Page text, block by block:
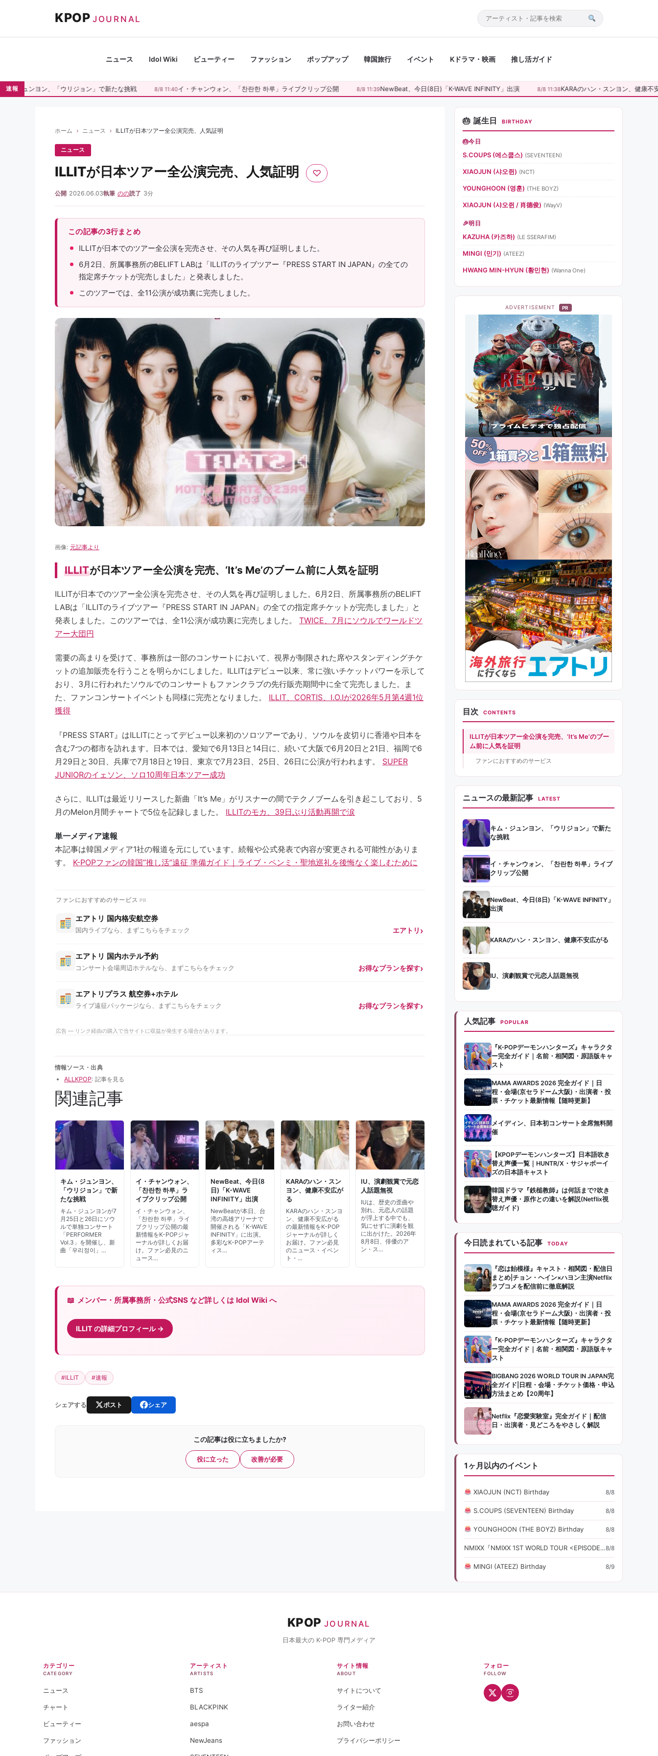
ス
キ
KPOP JOURNAL
サ
内
索
ニュース Idol Wiki ビューティー ファッション ポップアップ 韓国旅行 イベント Kドラマ・映画 推し活ガイド
速報
ジュンヨン、「ウリジョン」で新たな挑戦 8/8 11:40イ・チャンウォン、「찬란한 하루」ライブクリップ公開 8/8 11:39NewBeat、今日(8日)「K-WAVE INFINITY」出演 8/8 11:38KARAのハン・スンヨン、健康不安広
ホーム ニュース ILLITが日本ツアー全公演完売、人気証明
ニュース
ILLITが日本ツアー全公演完売、人気証明 ♡
公開 2026.06.03執筆 のの読了 3分
この記事の3行まとめ
ILLITが日本でのツアー全公演を完売させ、その人気を再び証明しました。
6月2日、所属事務所のBELIFT LABは「ILLITのライブツアー『PRESS START IN JAPAN』の全ての
指定席チケットが完売しました」と発表しました。
このツアーでは、全11公演が成功裏に完売しました。
画像: 元記事より
ILLITが日本ツアー全公演を完売、‘It’s Me’のブーム前に人気を証明
ILLITが日本でのツアー全公演を完売させ、その人気を再び証明しました。6月2日、所属事務所のBELIFT
LABは「ILLITのライブツアー『PRESS START IN JAPAN』の全ての指定席チケットが完売しました」と
発表しました。このツアーでは、全11公演が成功裏に完売しました。 TWICE、7月にソウルでワールドツ
アー大団円
需要の高まりを受けて、事務所は一部のコンサートにおいて、視界が制限された席やスタンディングチケ
ットの追加販売を行うことを明らかにしました。ILLITはデビュー以来、常に強いチケットパワーを示して
おり、3月に行われたソウルでのコンサートもファンクラブの先行販売期間中に全て完売しました。ま
た、ファンコンサートイベントも同様に完売となりました。 ILLIT、CORTIS、I.O.Iが2026年5月第4週1位
獲得
『PRESS START』はILLITにとってデビュー以来初のソロツアーであり、ソウルを皮切りに香港や日本を
含む7つの都市を訪れます。日本では、愛知で6月13日と14日に、続いて大阪で6月20日と21日、福岡で6
月29日と30日、兵庫で7月18日と19日、東京で7月23日、25日、26日に公演が行われます。 SUPER
JUNIORのイェソン、ソロ10周年日本ツアー成功
さらに、ILLITは最近リリースした新曲「It’s Me」がリスナーの間でテクノブームを引き起こしており、5
月のMelon月間チャートで5位を記録しました。 ILLITのモカ、39日ぶり活動再開で涙
単一メディア速報
本記事は韓国メディア1社の報道を元にしています。続報や公式発表で内容が変更される可能性がありま
す。 K-POPファンの韓国”推し活”遠征 準備ガイド｜ライブ・ペンミ・聖地巡礼を後悔なく楽しむために
ファンにおすすめのサービス
エアトリ 国内格安航空券
国内ライブなら、まずこちらをチェック エアトリ
エアトリ 国内ホテル予約
コンサート会場周辺ホテルなら、まずこちらをチェック お得なプランを探す
エアトリプラス 航空券+ホテル
ライブ遠征パッケージなら、まずこちらをチェック お得なプランを探す
広告 — リンク経由の購入で当サイトに収益が発生する場合があります。
情報ソース・出典
ALLKPOP: 記事を見る
関連記事
キム・ジュンヨン、
「ウリジョン」で新
たな挑戦
キム・ジュンヨンが7
月25日と26日にソウ
ルで単独コンサート
「PERFORMER
Vol.3」を開催し、新
曲「우리정이」…
イ・チャンウォン、
「찬란한 하루」ラ
イブクリップ公開
イ・チャンウォン、
「찬란한 하루」ライ
ブクリップ公開の最
新情報をK-POPジャ
ーナルが詳しくお届
け。ファン必見のニ
ュース…
NewBeat、今日(8
日)「K-WAVE
INFINITY」出演
NewBeatが本日、台
湾の高雄アリーナで
開催される「K-WAVE
INFINITY」に出演。
多彩なK-POPアーテ
ィス…
KARAのハン・スン
ヨン、健康不安広が
る
KARAのハン・スンヨ
ン、健康不安広がる
の最新情報をK-POP
ジャーナルが詳しく
お届け。ファン必見
のニュース・イベン
ト・…
IU、演劇観賞で元恋
人話題無視
IUは、歴史の歪曲や
別れ、元恋人の話題
が浮上する中でも、
気にせずに演劇を観
に出かけた。2026年
8月8日、俳優のア
ン・ス…
メンバー・所属事務所・公式SNS など詳しくは Idol Wiki へ
ILLIT の詳細プロフィール
#ILLIT #速報
シェアする ポスト シェア
この記事は役に立ちましたか?
役に立った 改善が必要
誕生日 BIRTHDAY
今日
S.COUPS (에스쿱스) (SEVENTEEN)
XIAOJUN (샤오쥔) (NCT)
YOUNGHOON (영훈) (THE BOYZ)
XIAOJUN (샤오쥔 / 肖德俊) (WayV)
明日
KAZUHA (카즈하) (LE SSERAFIM)
MINGI (민기) (ATEEZ)
HWANG MIN-HYUN (황민현) (Wanna One)
ADVERTISEMENT PR
目次 CONTENTS
ILLITが日本ツアー全公演を完売、‘It’s Me’のブー
ム前に人気を証明
ファンにおすすめのサービス
ニュースの最新記事 LATEST
キム・ジュンヨン、「ウリジョン」で新た
な挑戦
イ・チャンウォン、「찬란한 하루」ライブ
クリップ公開
NewBeat、今日(8日)「K-WAVE INFINITY」
出演
KARAのハン・スンヨン、健康不安広がる
IU、演劇観賞で元恋人話題無視
人気記事 POPULAR
『K-POPデーモンハンターズ』キャラクタ
ー完全ガイド｜名前・相関図・原語版キャ
スト
MAMA AWARDS 2026 完全ガイド｜日
程・会場(京セラドーム大阪)・出演者・投
票・チケット最新情報【随時更新】
メイディン、日本初コンサート全席無料開
催
【KPOPデーモンハンターズ】日本語吹き
替え声優一覧｜HUNTR/X・サジャボーイ
ズの日本語キャスト
韓国ドラマ『鉄槌教師』は何話まで?吹き
替え声優・原作との違いを解説(Netflix視
聴ガイド)
今日読まれている記事 TODAY
『恋は飴模様』キャスト・相関図・配信日
まとめ|チョン・ヘイン×ハヨン主演Netflix
ラブコメを配信前に徹底解説
MAMA AWARDS 2026 完全ガイド｜日
程・会場(京セラドーム大阪)・出演者・投
票・チケット最新情報【随時更新】
『K-POPデーモンハンターズ』キャラクタ
ー完全ガイド｜名前・相関図・原語版キャ
スト
BIGBANG 2026 WORLD TOUR IN JAPAN完
全ガイド|日程・会場・チケット価格・申込
方法まとめ【20周年】
Netflix『恋愛実験室』完全ガイド｜配信
日・出演者・見どころをやさしく解説
1ヶ月以内のイベント
XIAOJUN (NCT) Birthday 8/8
S.COUPS (SEVENTEEN) Birthday 8/8
YOUNGHOON (THE BOYZ) Birthday 8/8
NMIXX『NMIXX 1ST WORLD TOUR <EPISODE 1: ZERO FR』ライブ・コンサート情報8/8
MINGI (ATEEZ) Birthday 8/9
KPOP JOURNAL
日本最大の K-POP 専門メディア
カテゴリー
CATEGORY
ニュース
チャート
ビューティー
ファッション
アーティスト
ARTISTS
BTS
BLACKPINK
aespa
NewJeans
サイト情報
ABOUT
サイトについて
ライター紹介
お問い合わせ
プライバシーポリシー
フォロー
FOLLOW